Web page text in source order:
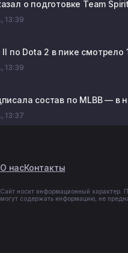
о подготовке Team
13:39
II по Dota 2 в пике смотрело
13:39
состав по MLBB — в
13:37
О насКонтакты
Сайт носит информационный характер.
могут содержать информацию, не